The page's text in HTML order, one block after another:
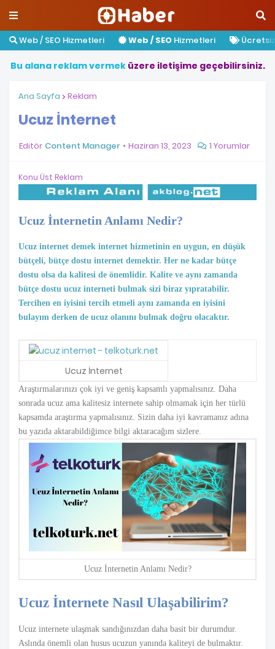
Web / SEO Hizmetleri Web / SEO Hizmetleri
Bu alana reklamvermek üzere iletişime geçebilirsiniz.
Ana Sayfa Reklam
Ucuz İnternet
Editör Content Manager Haziran 13, 2023 1 Yorumlar
Konu Üst Reklam
Ucuz İnternetin Anlamı Nedir?
Ucuz internet demek internet hizmetinin en uygun, en düşük
bütçeli, bütçe dostu internet demektir. Her ne kadar bütçe
dostu olsa da kalitesi de önemlidir. Kalite ve aynı zamanda
bütçe dostu ucuz interneti bulmak sizi biraz yıpratabilir.
Tercihen en iyisini tercih etmeli aynı zamanda en iyisini
bulayım derken de ucuz olanını bulmak doğru olacaktır.
Ucuz İnternet
Araştırmalarınızı çok iyi ve geniş kapsamlı yapmalısınız. Daha
sonrada ucuz ama kalitesiz internete sahip olmamak için her türlü
kapsamda araştırma yapmalısınız. Sizin daha iyi kavramanız adına
bu yazıda aktarabildiğimce bilgi aktaracağım sizlere.
Ucuz İnternetin Anlamı Nedir?
Ucuz İnternete Nasıl Ulaşabilirim?
Ucuz internete ulaşmak sandığınızdan daha basit bir durumdur.
Aslında önemli olan husus ucuzun yanında kaliteyi de bulmaktır.